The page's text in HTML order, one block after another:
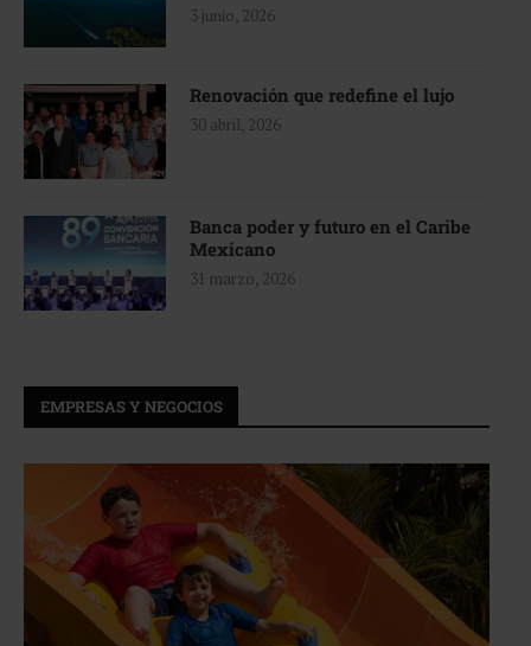
3 junio, 2026
Renovación que redefine el lujo
30 abril, 2026
Banca poder y futuro en el Caribe
Mexicano
31 marzo, 2026
EMPRESAS Y NEGOCIOS